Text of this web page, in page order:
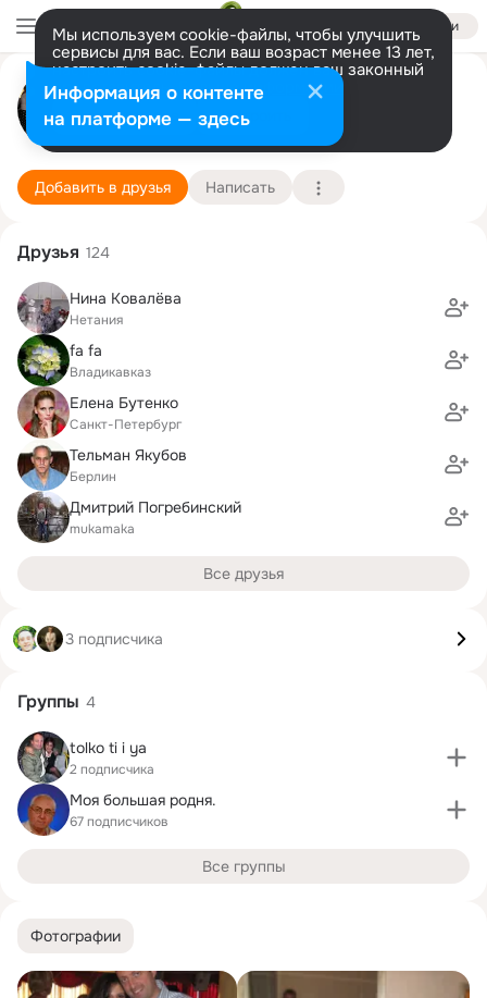
Войти
Мы используем cookie-файлы, чтобы улучшить
сервисы для вас. Если ваш возраст менее 13 лет,
настроить cookie-файлы должен ваш законный
представитель. Больше информации
Разрешить все Настроить
lev superfin
netaniya 29 июля (49 лет)
Подробнее
Добавить в друзья Написать
Фотографии
Друзья 124
Нина Ковалёва
Нетания
fa fa
Владикавказ
Елена Бутенко
Санкт-Петербург
Тельман Якубов
Берлин
Дмитрий Погребинский
mukamaka
Все друзья
3 подписчика
Группы 4
tolko ti i ya
2 подписчика
Моя большая родня.
67 подписчиков
Все группы
Информация о контенте
на платформе — здесь